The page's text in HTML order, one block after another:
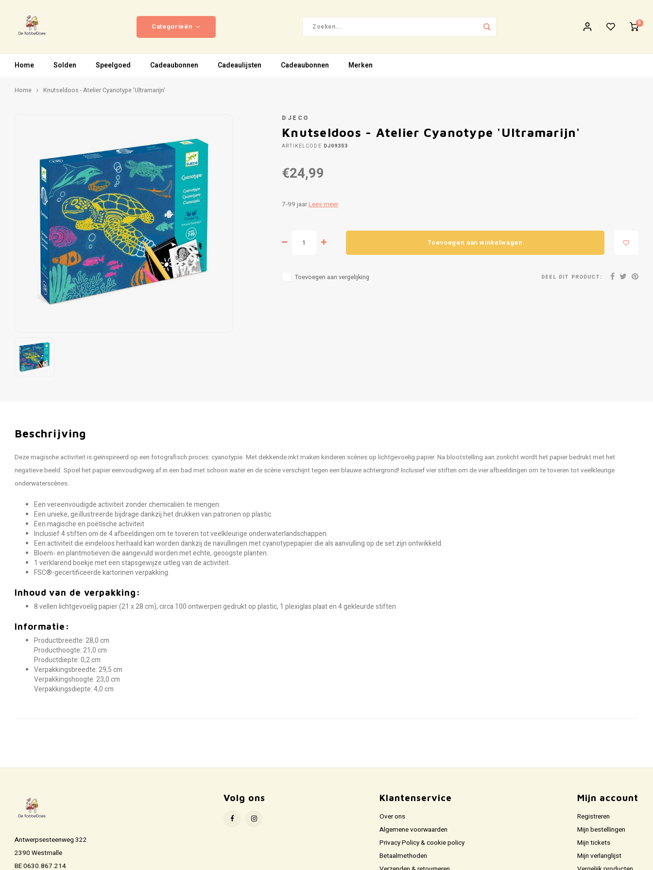
Categorieën 0
Home Solden Speelgoed Cadeaubonnen Cadeaulijsten Cadeaubonnen Merken
Home Knutseldoos - Atelier Cyanotype 'Ultramarijn'
DJECO
Knutseldoos - Atelier Cyanotype 'Ultramarijn'
ARTIKELCODE DJ09353
€24,99
7-99 jaarLees meer
Toevoegen aan winkelwagen
Toevoegen aan vergelijking DEEL DIT PRODUCT:
Beschrijving
Deze magische activiteit is geïnspireerd op een fotografisch proces: cyanotypie. Met dekkende inkt maken kinderen scènes op lichtgevoelig papier. Na blootstelling aan zonlicht wordt het papier bedrukt met het
negatieve beeld. Spoel het papier eenvoudigweg af in een bad met schoon water en de scène verschijnt tegen een blauwe achtergrond! Inclusief vier stiften om de vier afbeeldingen om te toveren tot veelkleurige
onderwaterscènes.
Een vereenvoudigde activiteit zonder chemicaliën te mengen.
Een unieke, geïllustreerde bijdrage dankzij het drukken van patronen op plastic.
Een magische en poëtische activiteit
Inclusief 4 stiften om de 4 afbeeldingen om te toveren tot veelkleurige onderwaterlandschappen.
Een activiteit die eindeloos herhaald kan worden dankzij de navullingen met cyanotypepapier die als aanvulling op de set zijn ontwikkeld.
Bloem- en plantmotieven die aangevuld worden met echte, geoogste planten.
1 verklarend boekje met een stapsgewijze uitleg van de activiteit.
FSC®-gecertificeerde kartonnen verpakking.
Inhoud van de verpakking:
8 vellen lichtgevoelig papier (21 x 28 cm), circa 100 ontwerpen gedrukt op plastic, 1 plexiglas plaat en 4 gekleurde stiften
Informatie:
Productbreedte: 28,0 cm
Producthoogte: 21,0 cm
Productdiepte: 0,2 cm
Verpakkingsbreedte: 29,5 cm
Verpakkingshoogte: 23,0 cm
Verpakkingsdiepte: 4,0 cm
Antwerpsesteenweg 322
2390 Westmalle
BE 0630.867.214
Volg ons Klantenservice
Over ons
Algemene voorwaarden
Privacy Policy & cookie policy
Betaalmethoden
Mijn account
Registreren
Mijn bestellingen
Mijn tickets
Mijn verlanglijst